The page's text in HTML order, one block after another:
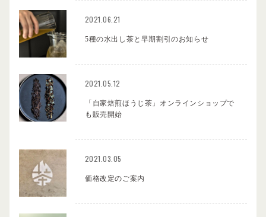
2021.06.21
5種の水出し茶と早期割引のお知らせ
2021.05.12
「自家焙煎ほうじ茶」オンラインショップで
も販売開始
2021.03.05
価格改定のご案内